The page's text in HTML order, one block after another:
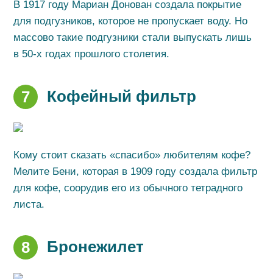
В 1917 году Мариан Донован создала покрытие
для подгузников, которое не пропускает воду. Но
массово такие подгузники стали выпускать лишь
в 50-х годах прошлого столетия.
7 Кофейный фильтр
Кому стоит сказать «спасибо» любителям кофе?
Мелите Бени, которая в 1909 году создала фильтр
для кофе, соорудив его из обычного тетрадного
листа.
8 Бронежилет